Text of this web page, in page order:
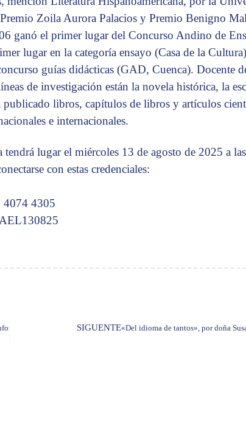
Zoila Aurora Palacios y Premio Benigno
ganó el primer lugar del Concurso Andino de
lugar en la categoría ensayo (Casa de la
guías didácticas (GAD, Cuenca). Docente
de investigación están la novela histórica, la
libros, capítulos de libros y artículos
e internacionales.
tendrá lugar el miércoles 13 de agosto de 2025 a
con estas credenciales:
4074 4305
del Estado nacional», por don Gonzalo Ortiz Crespo
SIGUENTE«Del idioma de tantos», por doña